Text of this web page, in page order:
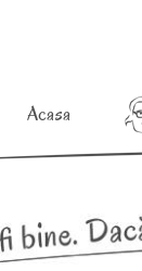
Acasa